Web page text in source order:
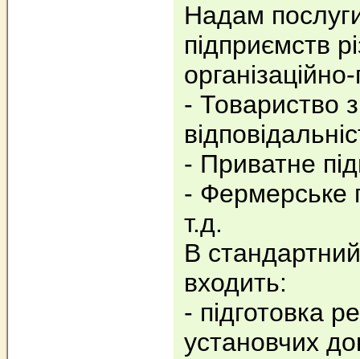
Надам
підприємств
- Товариство
- Приватне
- Фермерське
т.д.
В
входить:
- підготовка
установчих